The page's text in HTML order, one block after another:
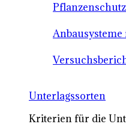
Unterlagssorten
Kriterien für die